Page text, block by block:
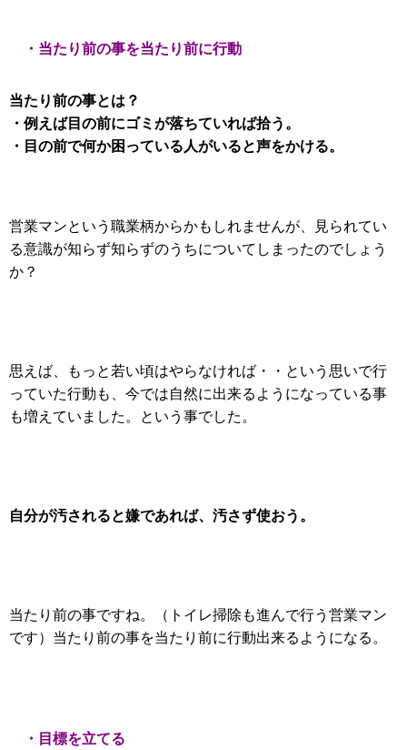
・当たり前の事を当たり前に行動
当たり前の事とは？
・例えば目の前にゴミが落ちていれば拾う。
・目の前で何か困っている人がいると声をかける。
営業マンという職業柄からかもしれませんが、見られてい
る意識が知らず知らずのうちについてしまったのでしょう
か？
思えば、もっと若い頃はやらなければ・・という思いで行
っていた行動も、今では自然に出来るようになっている事
も増えていました。という事でした。
自分が汚されると嫌であれば、汚さず使おう。
当たり前の事ですね。（トイレ掃除も進んで行う営業マン
です）当たり前の事を当たり前に行動出来るようになる。
・目標を立てる